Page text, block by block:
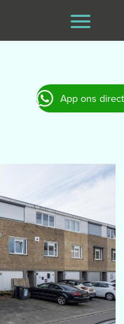
App ons direct